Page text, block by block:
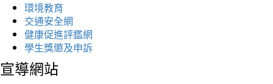
環境教育
交通安全網
健康促進評鑑網
學生獎懲及申訴
宣導網站